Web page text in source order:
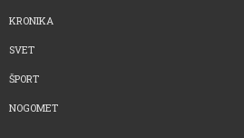
KRONIKA
SVET
ŠPORT
NOGOMET